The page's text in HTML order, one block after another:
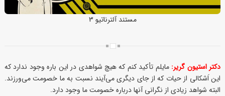
مستند آلترناتیو 3
دکتر استیون گریر: مایلم تأکید کنم که هیچ شواهدی در این باره وجود ندارد که
این اَشکالی از حیات که از جای دیگری می‌آیند نسبت به ما خصومت می‌ورزند.
البته شواهد زیادی از نگرانی آنها درباره خصومت ما وجود دارد.